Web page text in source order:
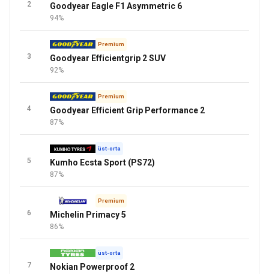
2 Goodyear Eagle F1 Asymmetric 6
94%
3
Premium
Goodyear Efficientgrip 2 SUV
92%
4
Premium
Goodyear Efficient Grip Performance 2
87%
5
üst-orta
Kumho Ecsta Sport (PS72)
87%
6
Premium
Michelin Primacy 5
86%
7
üst-orta
Nokian Powerproof 2